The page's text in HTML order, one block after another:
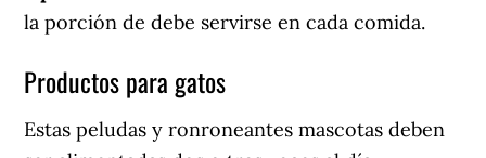
la porción de debe servirse en cada comida.
Productos para gatos
Estas peludas y ronroneantes mascotas deben